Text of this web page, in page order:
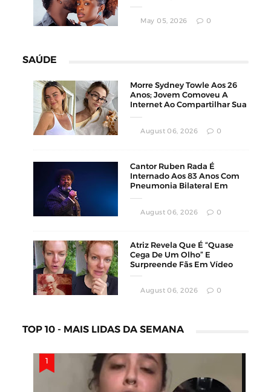
May 05, 2026 0
SAÚDE
Morre Sydney Towle Aos 26
Anos; Jovem Comoveu A
Internet Ao Compartilhar Sua
August 06, 2026 0
Cantor Ruben Rada É
Internado Aos 83 Anos Com
Pneumonia Bilateral Em
August 06, 2026 0
Atriz Revela Que É “Quase
Cega De Um Olho” E
Surpreende Fãs Em Vídeo
August 06, 2026 0
TOP 10 - MAIS LIDAS DA SEMANA